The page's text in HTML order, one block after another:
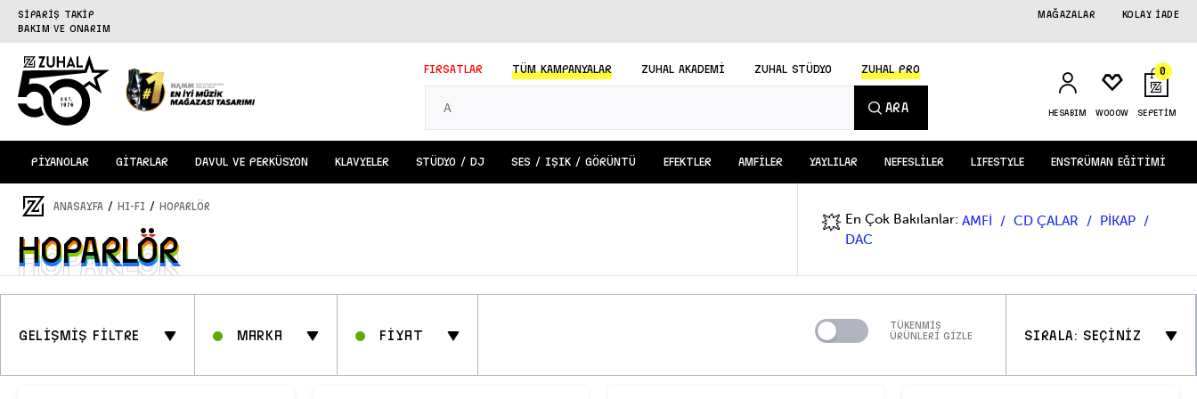
SİPARİŞ TAKİP
BAKIM VE ONARIM
KOLAY İADE
MAĞAZALAR
FIRSATLAR TÜMKAMPANYALAR ZUHAL AKADEMİ ZUHAL STÜDYO ZUHAL PRO
ARA HESABIM WOOOW
0
SEPETİM
PİYANOLAR GİTARLAR DAVUL VE PERKÜSYON KLAVYELER STÜDYO / DJ SES / IŞIK / GÖRÜNTÜ EFEKTLER AMFİLER YAYLILAR NEFESLİLER LIFESTYLE ENSTRÜMAN EĞİTİMİ
ANASAYFA / HI-FI / HOPARLÖR
HOPARLÖR
HOPARLÖR
💥 En Çok Bakılanlar: AMFİ CD ÇALAR
PİKAP
DAC
GELİŞMİŞ FİLTRE Marka Fİyat
TÜKENMİŞ
ÜRÜNLERİ GİZLE
SIRALA: SEÇİNİZ